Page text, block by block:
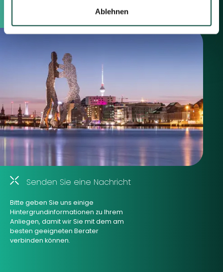
Ablehnen
Senden Sie eine Nachricht
Bitte geben Sie uns einige
Hintergrundinformationen zu Ihrem
Anliegen, damit wir Sie mit dem am
besten geeigneten Berater
verbinden können.